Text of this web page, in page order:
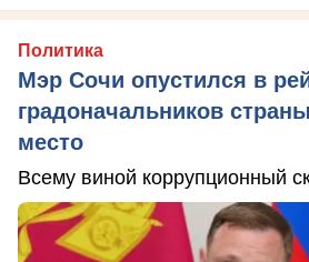
Политика
Мэр Сочи опустился в
градоначальников
место
Всему виной коррупционный